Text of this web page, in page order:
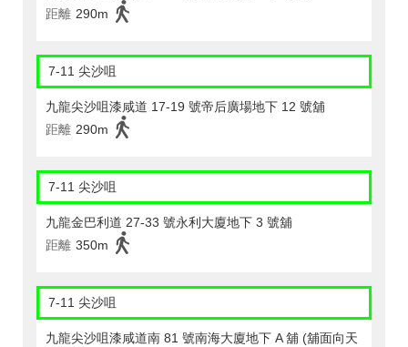
距離 290m
7-11 尖沙咀
九龍尖沙咀漆咸道 17-19 號帝后廣場地下 12 號舖
距離 290m
7-11 尖沙咀
九龍金巴利道 27-33 號永利大廈地下 3 號舖
距離 350m
7-11 尖沙咀
九龍尖沙咀漆咸道南 81 號南海大廈地下 A 舖 (舖面向天